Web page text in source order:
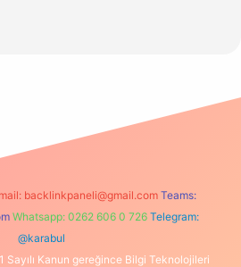
backlinkpaneli@gmail.com Teams:
Whatsapp: 0262 606 0 726 Telegram:
@karabul
Sayılı Kanun gereğince Bilgi Teknolojileri